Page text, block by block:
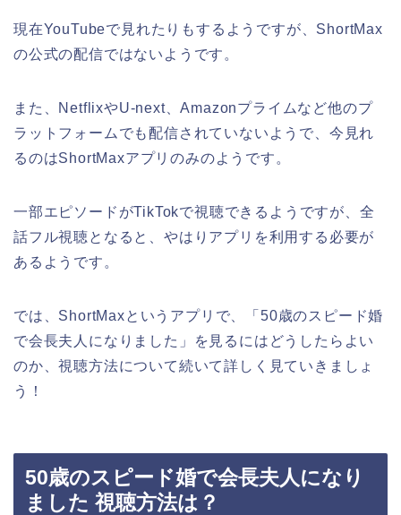
現在YouTubeで見れたりもするようですが、ShortMax
の公式の配信ではないようです。
また、NetflixやU-next、Amazonプライムなど他のプ
ラットフォームでも配信されていないようで、今見れ
るのはShortMaxアプリのみのようです。
一部エピソードがTikTokで視聴できるようですが、全
話フル視聴となると、やはりアプリを利用する必要が
あるようです。
では、ShortMaxというアプリで、「50歳のスピード婚
で会長夫人になりました」を見るにはどうしたらよい
のか、視聴方法について続いて詳しく見ていきましょ
う！
50歳のスピード婚で会長夫人になり
ました 視聴方法は？